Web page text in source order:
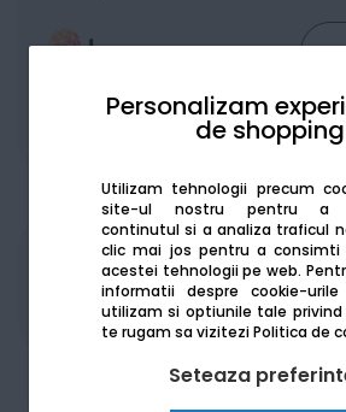
Personalizam
de shopping
Utilizam tehnologii precum
site-ul nostru pentru a
continutul si a analiza traficul
clic mai jos pentru a consimti
acestei tehnologii pe web.
informatii despre cookie-
utilizam si optiunile tale privind
te rugam sa viziteziPolitica de
Seteaza
Lei / lună
Produsele sunt disponibile
achizitii publice SEAP/